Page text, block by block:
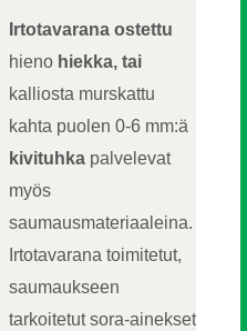
Irtotavarana ostettu
hieno hiekka, tai
kalliosta murskattu
kahta puolen 0-6 mm:ä
kivituhka palvelevat
myös
saumausmateriaaleina.
Irtotavarana toimitetut,
saumaukseen
tarkoitetut sora-ainekset